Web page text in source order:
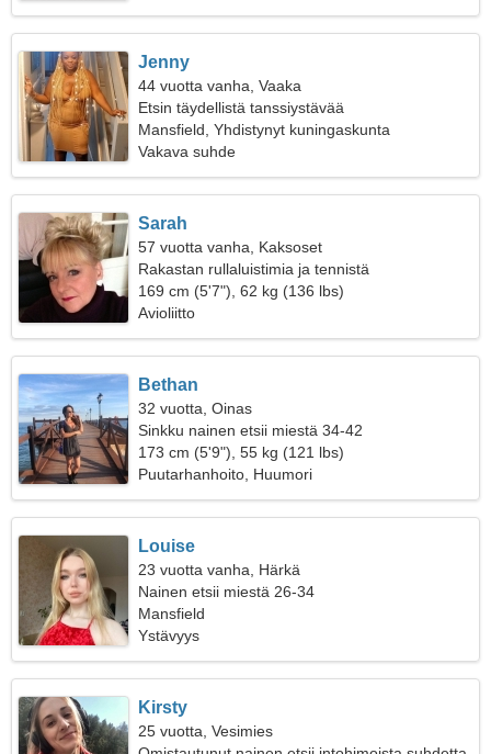
Jenny
44 vuotta vanha, Vaaka
Etsin täydellistä tanssiystävää
Mansfield, Yhdistynyt kuningaskunta
Vakava suhde
Sarah
57 vuotta vanha, Kaksoset
Rakastan rullaluistimia ja tennistä
169 cm (5'7"), 62 kg (136 lbs)
Avioliitto
Bethan
32 vuotta, Oinas
Sinkku nainen etsii miestä 34-42
173 cm (5'9"), 55 kg (121 lbs)
Puutarhanhoito, Huumori
Louise
23 vuotta vanha, Härkä
Nainen etsii miestä 26-34
Mansfield
Ystävyys
Kirsty
25 vuotta, Vesimies